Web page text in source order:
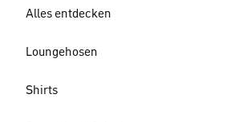
Alles entdecken
Loungehosen
Shirts